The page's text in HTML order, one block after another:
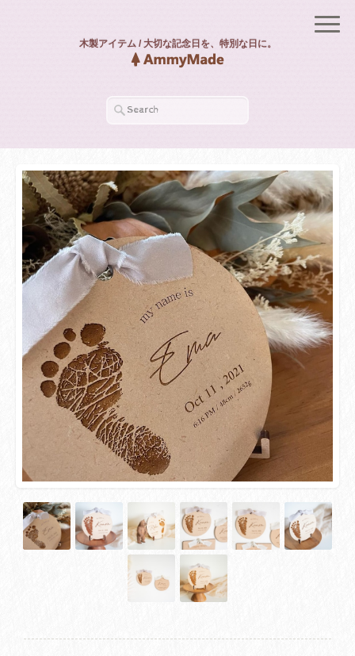
木製アイテム / 大切な記念日を、特別な日に。